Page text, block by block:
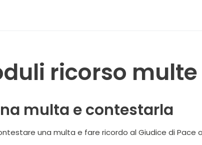
ricorso multe
multa e contestarla
una multa e fare ricordo al Giudice di Pace